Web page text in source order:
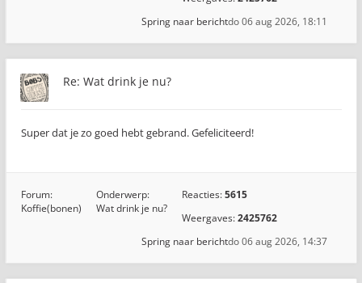
do 06 aug 2026, 18:11
Spring naar bericht
Re: Wat drink je nu?
Super dat je zo goed hebt gebrand. Gefeliciteerd!
Forum:
Koffie(bonen)
Onderwerp:
Wat drink je nu?
Reacties:5615
Weergaves:2425762
do 06 aug 2026, 14:37
Spring naar bericht